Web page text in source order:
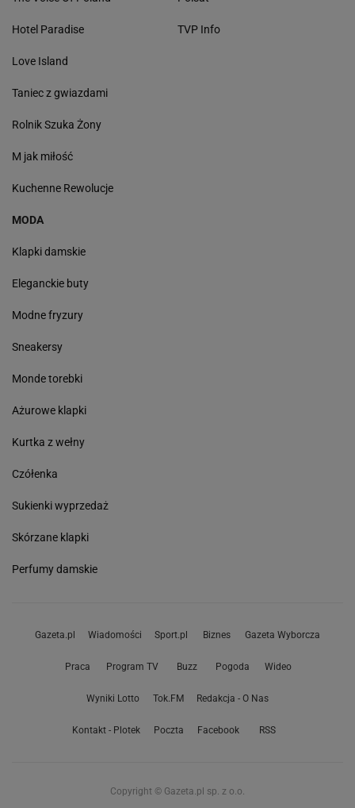
Hotel Paradise
Love Island
Taniec z gwiazdami
Rolnik Szuka Żony
M jak miłość
Kuchenne Rewolucje
TVP Info
MODA
Klapki damskie
Eleganckie buty
Modne fryzury
Sneakersy
Monde torebki
Ażurowe klapki
Kurtka z wełny
Czółenka
Sukienki wyprzedaż
Skórzane klapki
Perfumy damskie
Gazeta.pl Wiadomości Sport.pl Biznes Gazeta Wyborcza
Praca Program TV Buzz Pogoda Wideo
Wyniki Lotto Tok.FM Redakcja - O Nas
Kontakt - Plotek Poczta Facebook RSS
Copyright © Gazeta.pl sp. z o.o.